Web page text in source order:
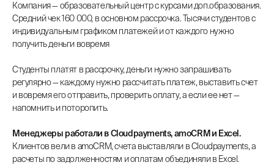
Компания — образовательный центр с курсами доп.образования.
Средний чек 160 000, в основном рассрочка. Тысячи студентов с
индивидуальным графиком платежей и от каждого нужно
получить деньги вовремя
Студенты платят в рассрочку, деньги нужно запрашивать
регулярно — каждому нужно рассчитать платеж, выставить счет
и вовремя его отправить, проверить оплату, а если ее нет —
напомнить и поторопить.
Менеджеры работали в Cloudpayments, amoCRM и Excel.
Клиентов вели в amoCRM, счета выставляли в Cloudpayments, а
расчеты по задолженностям и оплатам объединяли в Excel.